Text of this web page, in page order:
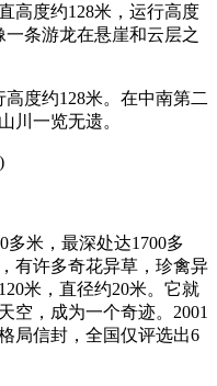
高度约128米，运行高度
条游龙在悬崖和云层之
度约128米。在中南第二
川一览无遗。
多米，最深处达1700多
有许多奇花异草，珍禽异
米，直径约20米。它就
空，成为一个奇迹。2001
局信封，全国仅评选出6